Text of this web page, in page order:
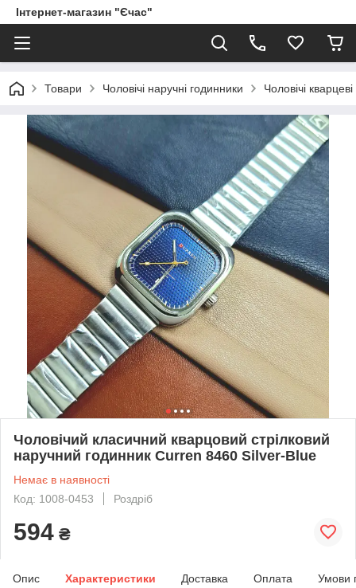
Інтернет-магазин "Єчас"
Товари Чоловічі наручні годинники Чоловічі
Чоловічий класичний кварцовий стрілковий
наручний годинник Curren 8460 Silver-Blue
Немає в наявності
Код: 1008-0453
Роздріб
594 ₴
Опис Характеристики Доставка Оплата Умови